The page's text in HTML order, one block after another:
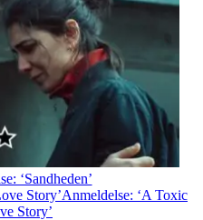
‘Sandheden’
Anmeldelse: ‘A Toxic
Story’